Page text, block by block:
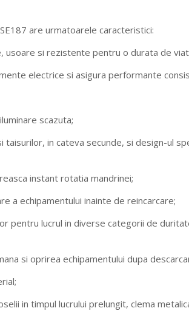
are urmatoarele caracteristici:
usoare si rezistente pentru o durata de
electrice si asigura performante
scazuta;
taisurilor, in cateva secunde, si design-ul
instant rotatia mandrinei;
a echipamentului inainte de reincarcare;
pentru lucrul in diverse categorii de
si oprirea echipamentului dupa
in timpul lucrului prelungit, clema